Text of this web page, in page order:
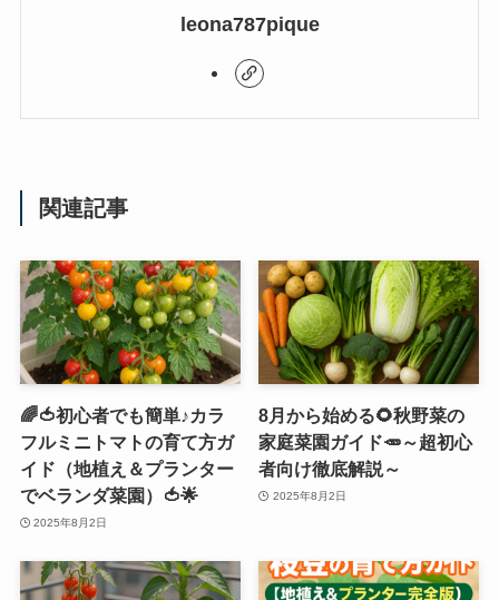
leona787pique
関連記事
🌈🍅初心者でも簡単♪カラ
フルミニトマトの育て方ガ
イド（地植え＆プランター
でベランダ菜園）🍅🌟
2025年8月2日
8月から始める🌻秋野菜の
家庭菜園ガイド🥕～超初心
者向け徹底解説～
2025年8月2日